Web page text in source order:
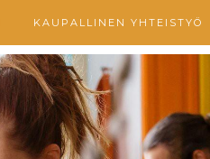
KAUPALLINEN YHTEISTYÖ